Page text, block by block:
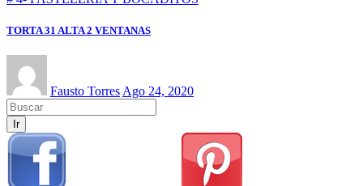
TORTA 31 ALTA 2 VENTANAS
Fausto Torres Ago 24, 2020
Ir